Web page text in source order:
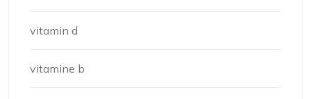
vitamin d
vitamine b